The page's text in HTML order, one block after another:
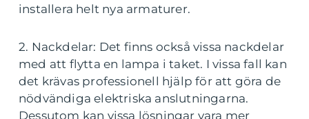
installera helt nya armaturer.
2. Nackdelar: Det finns också vissa nackdelar
med att flytta en lampa i taket. I vissa fall kan
det krävas professionell hjälp för att göra de
nödvändiga elektriska anslutningarna.
Dessutom kan vissa lösningar vara mer